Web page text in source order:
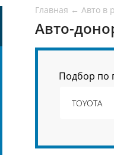
Главная ← Авто в
Авто-
Подбор по